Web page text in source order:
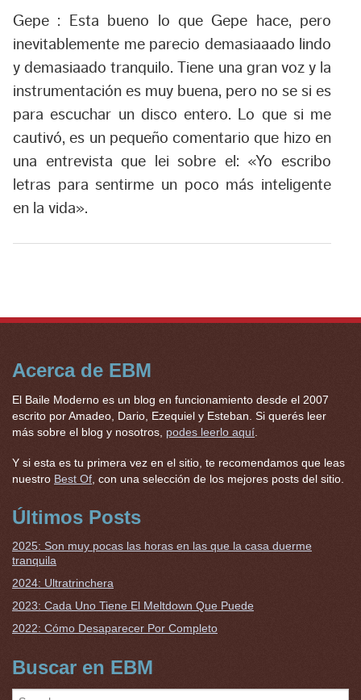
Gepe : Esta bueno lo que Gepe hace, pero
inevitablemente me parecio demasiaaado lindo
y demasiaado tranquilo. Tiene una gran voz y la
instrumentación es muy buena, pero no se si es
para escuchar un disco entero. Lo que si me
cautivó, es un pequeño comentario que hizo en
una entrevista que lei sobre el: «Yo escribo
letras para sentirme un poco más inteligente
en la vida».
Acerca de EBM
El Baile Moderno es un blog en funcionamiento desde el 2007
escrito por Amadeo, Dario, Ezequiel y Esteban. Si querés leer
más sobre el blog y nosotros, podes leerlo aquí.
Y si esta es tu primera vez en el sitio, te recomendamos que leas
nuestro Best Of, con una selección de los mejores posts del sitio.
Últimos Posts
2025: Son muy pocas las horas en las que la casa duerme
tranquila
2024: Ultratrinchera
2023: Cada Uno Tiene El Meltdown Que Puede
2022: Cómo Desaparecer Por Completo
Buscar en EBM